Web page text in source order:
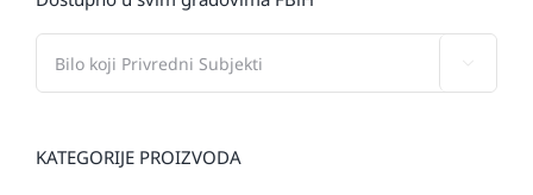
KATEGORIJE PROIZVODA